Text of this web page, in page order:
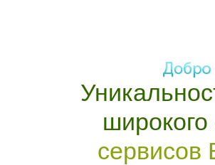
широкого
сервисов